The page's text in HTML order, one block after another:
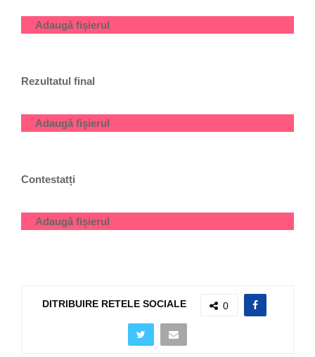
Adaugă fișierul
Rezultatul final
Adaugă fișierul
Contestatți
Adaugă fișierul
DITRIBUIRE RETELE SOCIALE 0